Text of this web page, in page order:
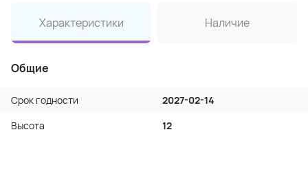
Характеристики Наличие
Общие
Срок годности
2027-02-14
Высота
12